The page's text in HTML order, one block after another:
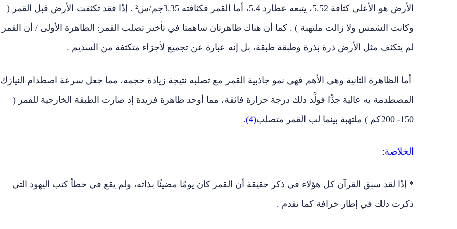
الأرض هو الأعلى كثافة 5.52، يتبعه عطارد 5.4، أما القمر فكثافته 3.35جم/س² . إذًا فقد تكثفت الأرض قبل القمر (
وكانت الشمس ولا زالت ملتهبة ) . كما أن هناك ظاهرتان ساهمتا في تأخير تصلب القمر: الظاهرة الأولى / أن القمر
لم يتكثف مثل الأرض ذرة بذرة وطبقة طبقة، بل إنه عبارة عن تجميع لأجزاء متكثفة من السديم .
أما الظاهرة الثانية وهي الأهم فهي نمو جاذبية القمر مع تصلبه نتيجة زيادة حجمه، مما جعل سرعة اصطدام النيازك
المصطدمة به عالية جدًّا فولَّد ذلك درجة حرارة فائقة، مما أوجد ظاهرة فريدة إذ صارت الطبقة الخارجية للقمر (
150- 200كم ) ملتهبة بينما لب القمر متصلب
(4)
.
الخلاصة:
* إذًا لقد سبق القرآن كل هؤلاء في ذكر حقيقة أن القمر كان يومًا مضيئًا بذاته، ولم يقع في خطأ كتب اليهود التي
ذكرت ذلك في إطار خرافة كما تقدم .